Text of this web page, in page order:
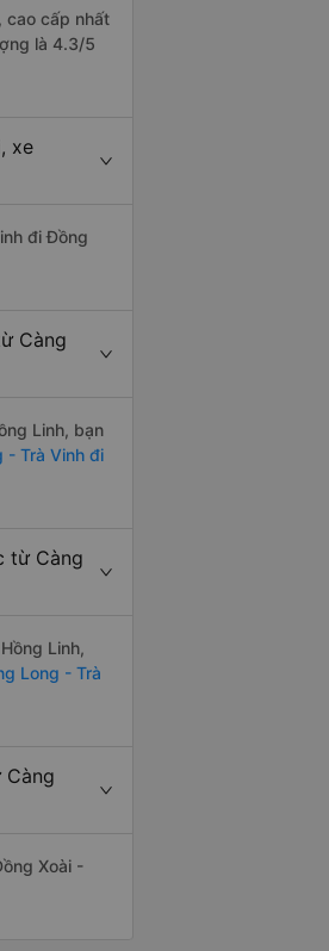
cao cấp nhất
là 4.3/5
xe
đi Đồng
Càng
Linh, bạn
- Trà Vinh đi
từ Càng
Linh,
Long - Trà
Xoài -